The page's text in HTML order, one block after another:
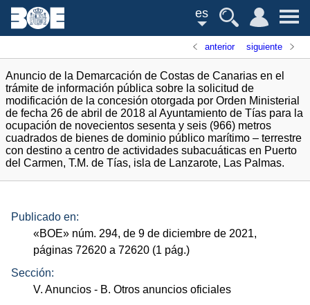
es
anterior siguiente
Anuncio de la Demarcación de Costas de Canarias en el
trámite de información pública sobre la solicitud de
modificación de la concesión otorgada por Orden Ministerial
de fecha 26 de abril de 2018 al Ayuntamiento de Tías para la
ocupación de novecientos sesenta y seis (966) metros
cuadrados de bienes de dominio público marítimo – terrestre
con destino a centro de actividades subacuáticas en Puerto
del Carmen, T.M. de Tías, isla de Lanzarote, Las Palmas.
Publicado en:
«BOE» núm. 294, de 9 de diciembre de 2021,
páginas 72620 a 72620 (1 pág.)
Sección:
V. Anuncios - B. Otros anuncios oficiales